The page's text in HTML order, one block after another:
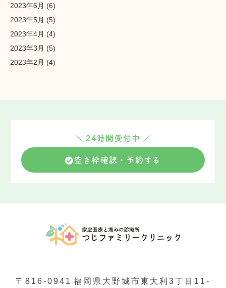
2023年6月 (6)
2023年5月 (5)
2023年4月 (4)
2023年3月 (5)
2023年2月 (4)
24時間受付中
空き枠確認・予約する
〒816-0941 福岡県大野城市東大利3丁目11-